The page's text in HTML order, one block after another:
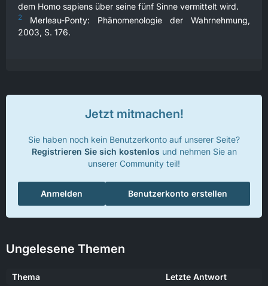
dem Homo sapiens über seine fünf Sinne vermittelt wird.
2
Merleau-Ponty: Phänomenologie der Wahrnehmung,
2003, S. 176.
Jetzt mitmachen!
Sie haben noch kein Benutzerkonto auf unserer Seite?
Registrieren Sie sich kostenlos und nehmen Sie an
unserer Community teil!
Benutzerkonto erstellen
Anmelden
Ungelesene Themen
Thema Letzte Antwort